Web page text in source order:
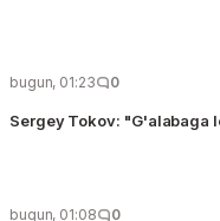
bugun, 01:23 0
Sergey Tokov: "G'alabaga
bugun, 01:08 0